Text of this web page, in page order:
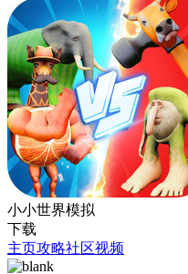
小小世界模拟
下载
主页攻略社区视频